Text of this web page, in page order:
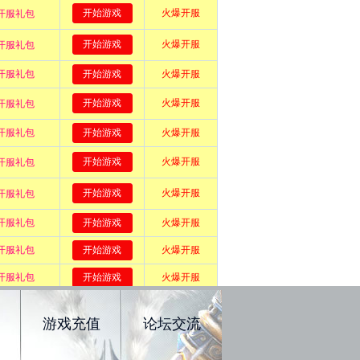
游戏充值 论坛交流